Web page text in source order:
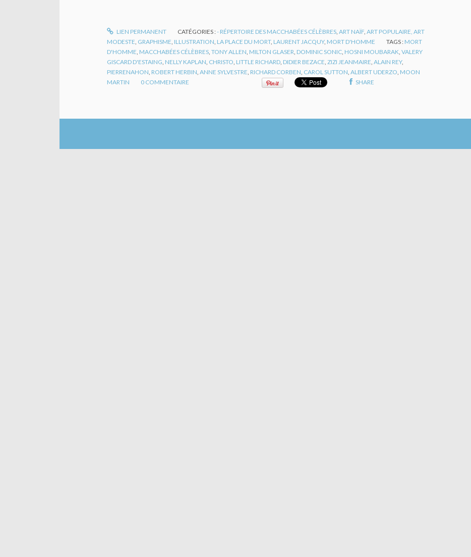
LIEN PERMANENT CATÉGORIES :- RÉPERTOIRE DES MACCHABÉES CÉLÈBRES,ART NAÏF,ART POPULAIRE, ART
MODESTE, GRAPHISME, ILLUSTRATION, LA PLACE DU MORT, LAURENT JACQUY, MORT D'HOMME TAGS : MORT
D'HOMME, MACCHABÉES CÉLÈBRES, TONY ALLEN, MILTON GLASER, DOMINIC SONIC, HOSNI MOUBARAK, VALERY
GISCARD D'ESTAING, NELLY KAPLAN, CHRISTO, LITTLE RICHARD, DIDIER BEZACE, ZIZI JEANMAIRE, ALAIN REY,
PIERRENAHON, ROBERT HERBIN, ANNE SYLVESTRE, RICHARD CORBEN, CAROL SUTTON, ALBERT UDERZO, MOON
MARTIN
0 COMMENTAIRE SHARE